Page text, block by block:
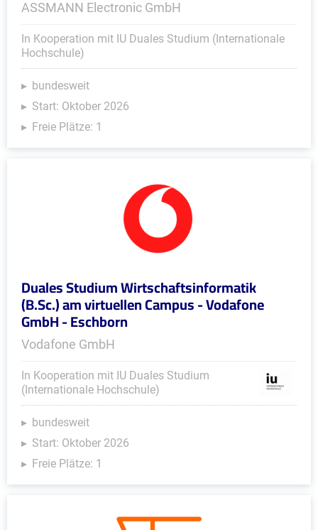
ASSMANN Electronic GmbH
In Kooperation mit IU Duales Studium (Internationale
Hochschule)
bundesweit
Start: Oktober 2026
Freie Plätze: 1
Duales Studium Wirtschaftsinformatik
(B.Sc.) am virtuellen Campus - Vodafone
GmbH - Eschborn
Vodafone GmbH
In Kooperation mit IU Duales Studium
(Internationale Hochschule)
bundesweit
Start: Oktober 2026
Freie Plätze: 1